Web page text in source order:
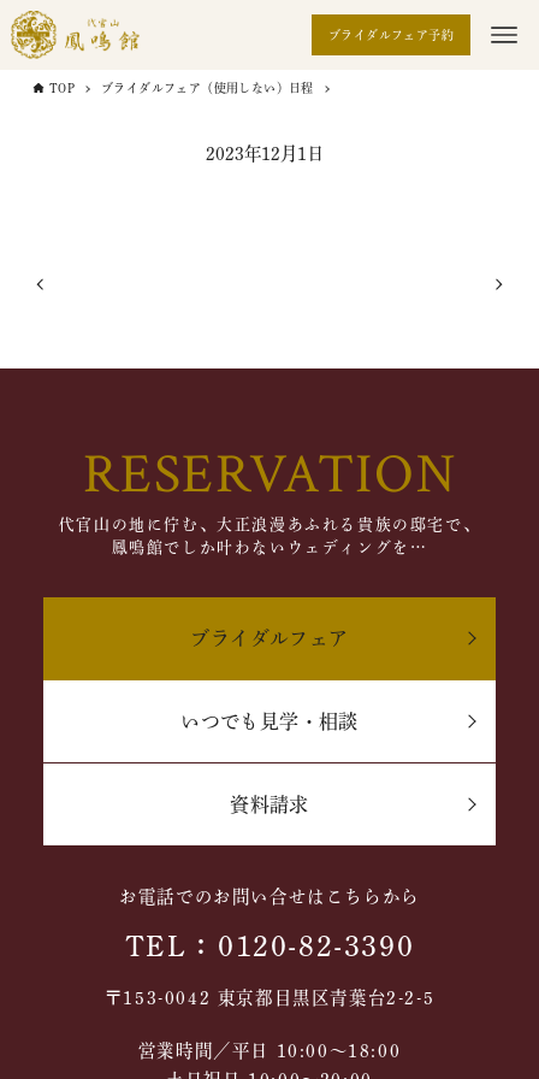
ブライダルフェア予約
TOP ブライダルフェア（使用しない）日程
2023年12月1日
RESERVATION
代官山の地に佇む、大正浪漫あふれる貴族の邸宅で、
鳳鳴館でしか叶わないウェディングを…
ブライダルフェア
いつでも見学・相談
資料請求
お電話でのお問い合せはこちらから
TEL：0120-82-3390
〒153-0042 東京都目黒区青葉台2-2-5
営業時間／平日 10:00～18:00